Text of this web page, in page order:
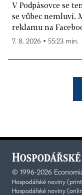
V Podpásovce se
se vůbec nemluví.
reklamu na
7. 8. 2026 ▪ 55:23 min.
© 1996-2026
Hospodářské noviny
Hospodářské noviny